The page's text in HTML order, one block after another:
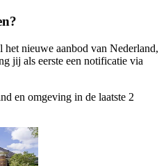
nieuwe aanbod van Nederland,
jij als eerste een notificatie via
en omgeving in de laatste 2